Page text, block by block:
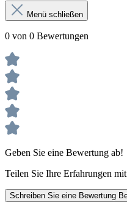
Menü schließen
0 von 0 Bewertungen
Geben Sie eine Bewertung ab!
Teilen Sie Ihre Erfahrungen
Schreiben Sie eine Bewertung